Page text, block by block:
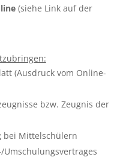
(siehe Link auf der
(Ausdruck vom Online-
bzw. Zeugnis der
bei Mittelschülern
Umschulungsvertrages